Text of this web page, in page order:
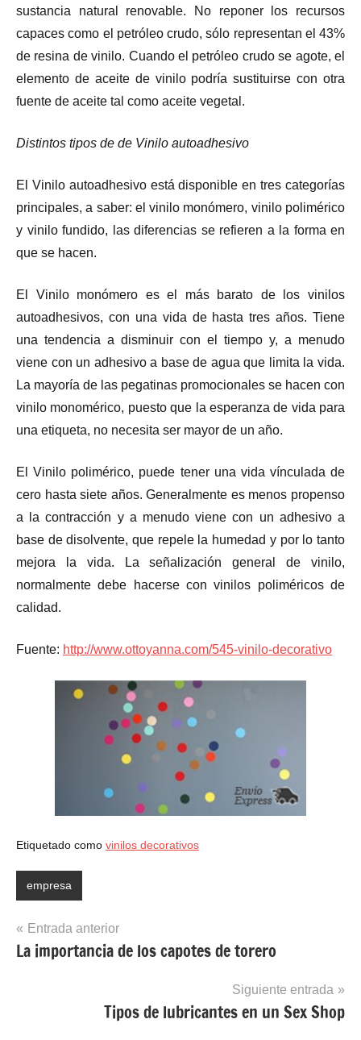
sustancia natural renovable. No reponer los recursos
capaces como el petróleo crudo, sólo representan el 43%
de resina de vinilo. Cuando el petróleo crudo se agote, el
elemento de aceite de vinilo podría sustituirse con otra
fuente de aceite tal como aceite vegetal.
Distintos tipos de de Vinilo autoadhesivo
El Vinilo autoadhesivo está disponible en tres categorías
principales, a saber: el vinilo monómero, vinilo polimérico
y vinilo fundido, las diferencias se refieren a la forma en
que se hacen.
El Vinilo monómero es el más barato de los vinilos
autoadhesivos, con una vida de hasta tres años. Tiene
una tendencia a disminuir con el tiempo y, a menudo
viene con un adhesivo a base de agua que limita la vida.
La mayoría de las pegatinas promocionales se hacen con
vinilo monomérico, puesto que la esperanza de vida para
una etiqueta, no necesita ser mayor de un año.
El Vinilo polimérico, puede tener una vida vínculada de
cero hasta siete años. Generalmente es menos propenso
a la contracción y a menudo viene con un adhesivo a
base de disolvente, que repele la humedad y por lo tanto
mejora la vida. La señalización general de vinilo,
normalmente debe hacerse con vinilos poliméricos de
calidad.
Fuente: http://www.ottoyanna.com/545-vinilo-decorativo
Etiquetado como vinilos decorativos
empresa
Navegación
de
Entrada anterior
La importancia de los capotes de torero
Siguiente entrada
Tipos de lubricantes en un Sex Shop